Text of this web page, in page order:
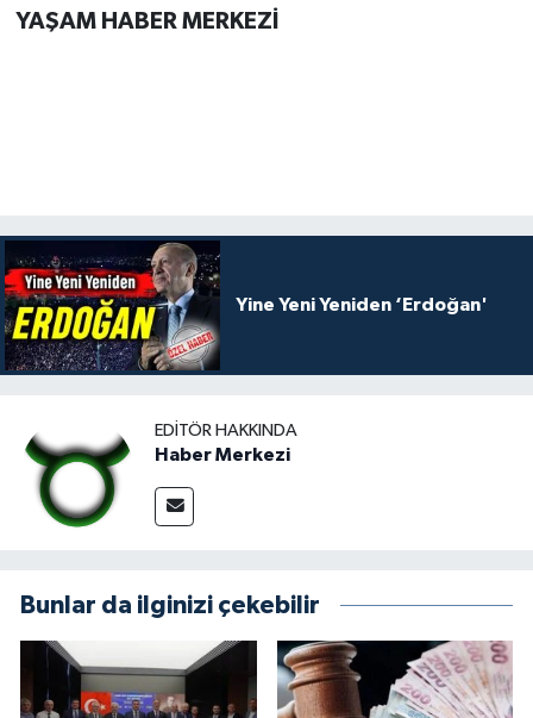
YAŞAM HABER MERKEZİ
Yine Yeni Yeniden ‘Erdoğan'
EDITÖR HAKKINDA
Haber Merkezi
Bunlar da ilginizi çekebilir